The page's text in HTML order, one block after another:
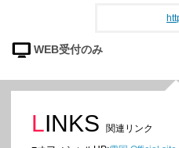
WEB受付のみ
LINKS
関連リンク